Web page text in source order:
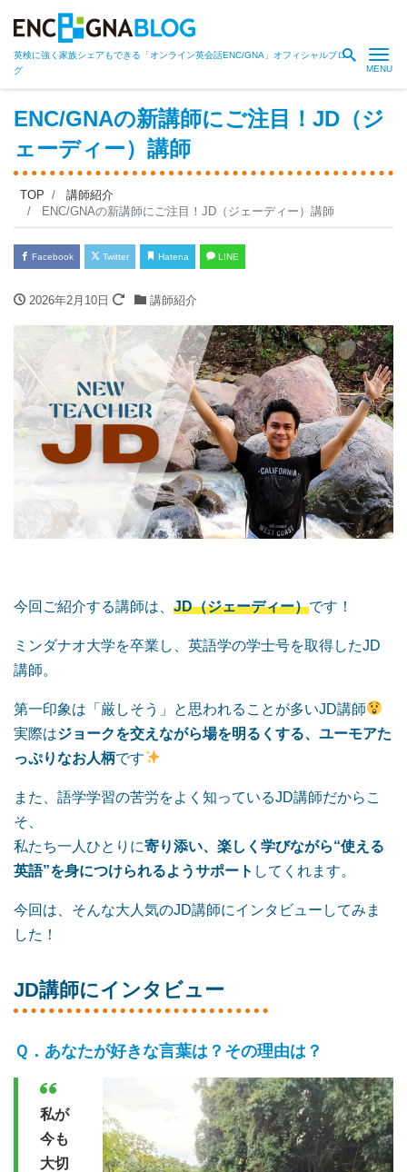
英検に強く家族シェアもできる「オンライン英会話ENC/GNA」オフィシャルブロ
グ
ENC/GNAの新講師にご注目！JD（ジ
ェーディー）講師
TOP
講師紹介
ENC/GNAの新講師にご注目！JD（ジェーディー）講師
Facebook Twitter Hatena LINE
2026年2月10日 講師紹介
今回ご紹介する講師は、 JD（ジェーディー）です！
ミンダナオ大学を卒業し、英語学の学士号を取得したJD
講師。
第一印象は「厳しそう」と思われることが多いJD講師
実際はジョークを交えながら場を明るくする、ユーモアた
っぷりなお人柄です
また、語学学習の苦労をよく知っているJD講師だからこ
そ、
私たち一人ひとりに寄り添い、楽しく学びながら“使える
英語”を身につけられるようサポート してくれます。
今回は、そんな大人気のJD講師にインタビューしてみま
した！
JD講師にインタビュー
あなたが好きな言葉は？その理由は？
私が
今も
大切